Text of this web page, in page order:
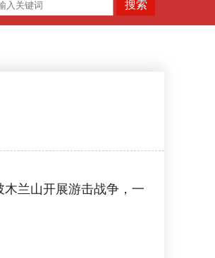
兰山开展游击战争，一